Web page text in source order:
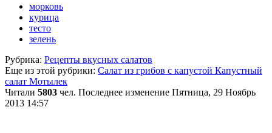
морковь
курица
тесто
зелень
Рубрика: Рецепты вкусных салатов
Еще из этой рубрики: Салат из грибов с капустой Капустный
салат Мотылек
Читали 5803 чел. Последнее изменение Пятница, 29 Ноябрь
2013 14:57